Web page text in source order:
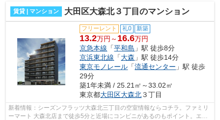
賃貸 | マンション 大田区大森北３丁目のマンション
フリーレント 礼0 新築
13.2万円～ 16.6万円
京急本線 「平和島 」駅 徒歩8分
京浜東北線 「大森 」駅 徒歩14分
東京モノレール 「流通センター 」駅 徒歩
29分
築1年未満 / 25.21㎡～33.02㎡
東京都大田区大森北３丁目
新着情報：シーズンフラッツ大森北三丁目の空室情報ならコチラ。ファミリ
ーマート 大森北店まで徒歩5分と近場にコンビニがあるのもポイント。エレ